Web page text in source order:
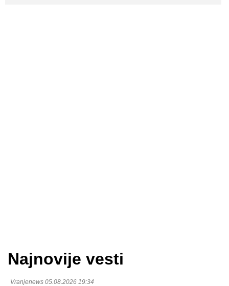
Najnovije vesti
Vranjenews 05.08.2026 19:34